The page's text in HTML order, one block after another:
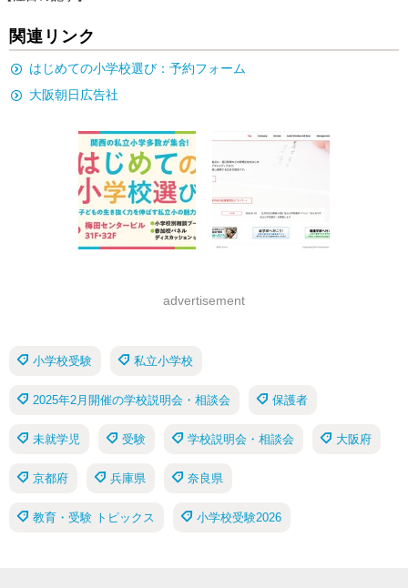
関連リンク
はじめての小学校選び：予約フォーム
大阪朝日広告社
advertisement
小学校受験 私立小学校
2025年2月開催の学校説明会・相談会 保護者
未就学児 受験 学校説明会・相談会 大阪府
京都府 兵庫県 奈良県
教育・受験 トピックス 小学校受験2026